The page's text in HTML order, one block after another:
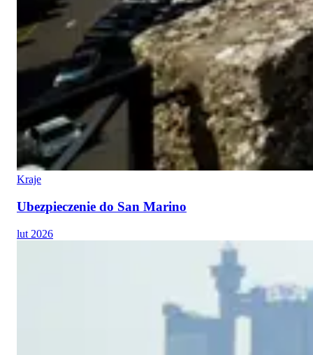
Kraje
Ubezpieczenie do San Marino
lut 2026